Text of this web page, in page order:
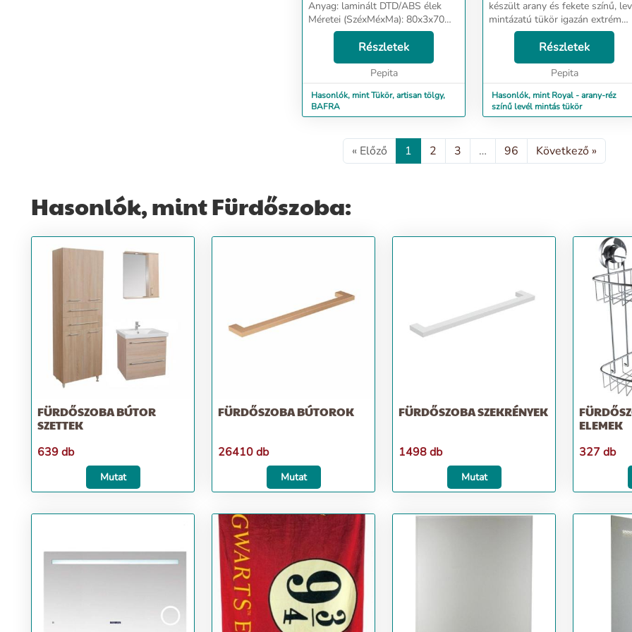
Anyag: laminált DTD/ABS élek
Méretei (SzéxMéxMa): 80x3x70
cm Egészben szállítva....
Részletek
Pepita
Hasonlók, mint Tükör, artisan tölgy,
BAFRA
készült arany és fekete színű,
mintázatú tükör igazán extrém
dekorációja lehet otthonunknak. A
tükör kézzel készült. Méret: 40cm
Részletek
Pepita
Hasonlók, mint Royal - arany-réz
színű levél mintás tükör
« Előző 1 2 3 … 96 Következő »
Hasonlók, mint Fürdőszoba:
FÜRDŐSZOBA BÚTOR
SZETTEK
639 db
Mutat
FÜRDŐSZOBA BÚTOROK
26410 db
Mutat
FÜRDŐSZOBA SZEKRÉNYEK
1498 db
Mutat
ELEMEK
327 db